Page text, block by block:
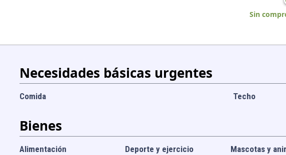
Sin
Necesidades básicas urgentes
Comida Techo
Bienes
Alimentación Deporte y ejercicio Mascotas y